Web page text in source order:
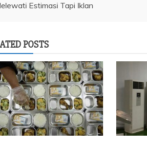
Estimasi Tapi Iklan
POSTS